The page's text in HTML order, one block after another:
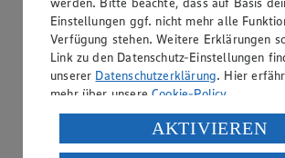
Einstellungen ggf. nicht mehr alle
Verfügung stehen. Weitere Erklärungen
Link zu den Datenschutz-Einstellungen
unserer Datenschutzerklärung. Hier
mehr über unsereCookie-Policy.
Verarbeitung deiner personenbezogenen
USA durch Facebook und YouTube:
AKTIVIEREN